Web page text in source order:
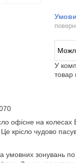
У
товар
офісне на
крісло чудово
умовних зонувань